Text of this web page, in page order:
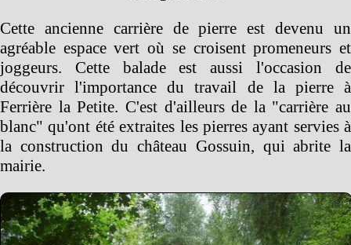
Cette ancienne carrière de pierre est devenu un
agréable espace vert où se croisent promeneurs et
joggeurs. Cette balade est aussi l'occasion de
découvrir l'importance du travail de la pierre à
Ferrière la Petite. C'est d'ailleurs de la "carrière au
blanc" qu'ont été extraites les pierres ayant servies à
la construction du château Gossuin, qui abrite la
mairie.